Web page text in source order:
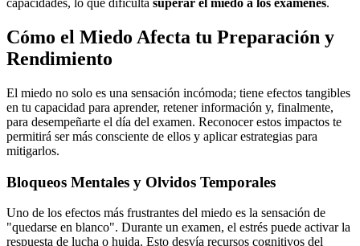
capacidades, lo que dificulta superar el miedo a los exámenes.
Cómo el Miedo Afecta tu Preparación y
Rendimiento
El miedo no solo es una sensación incómoda; tiene efectos tangibles
en tu capacidad para aprender, retener información y, finalmente,
para desempeñarte el día del examen. Reconocer estos impactos te
permitirá ser más consciente de ellos y aplicar estrategias para
mitigarlos.
Bloqueos Mentales y Olvidos Temporales
Uno de los efectos más frustrantes del miedo es la sensación de
"quedarse en blanco". Durante un examen, el estrés puede activar la
respuesta de lucha o huida. Esto desvía recursos cognitivos del